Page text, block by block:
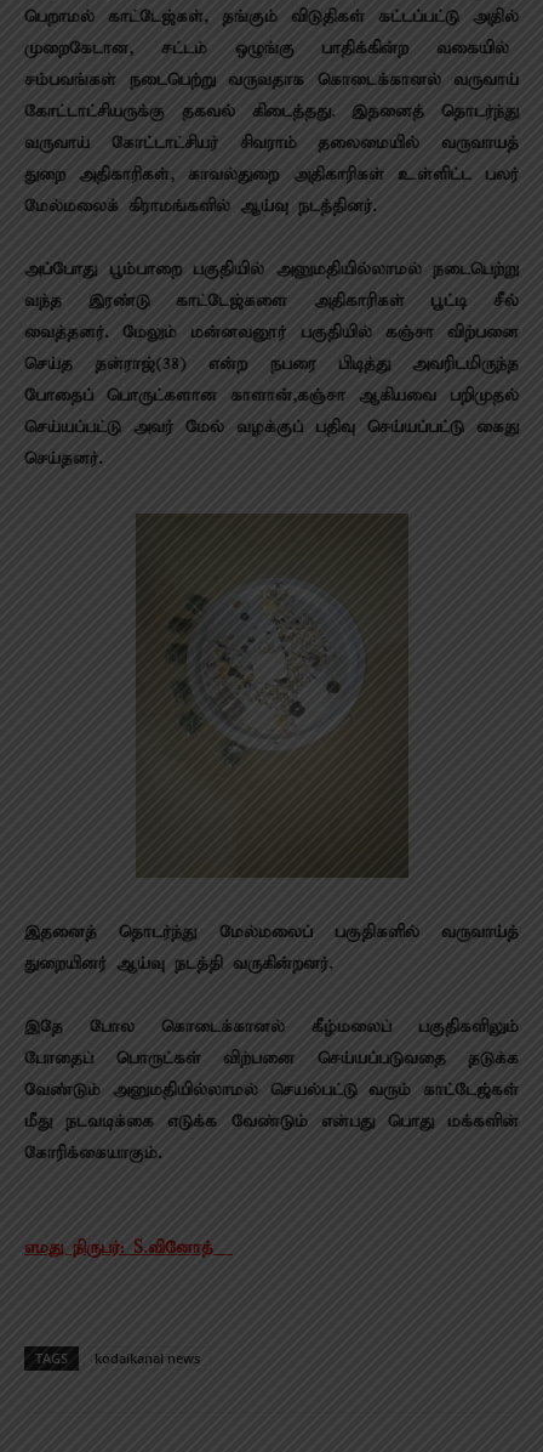
பெறாமல் காட்டேஜ்கள், தங்கும் விடுதிகள் கட்டப்பட்டு அதில்
முறைகேடான, சட்டம் ஒழுங்கு பாதிக்கின்ற வகையில்
சம்பவங்கள் நடைபெற்று வருவதாக கொடைக்கானல் வருவாய்
கோட்டாட்சியருக்கு தகவல் கிடைத்தது. இதனைத் தொடர்ந்து
வருவாய் கோட்டாட்சியர் சிவராம் தலைமையில் வருவாயத்
துறை அதிகாரிகள், காவல்துறை அதிகாரிகள் உள்ளிட்ட பலர்
மேல்மலைக் கிராமங்களில் ஆய்வு நடத்தினர்.
அப்போது பூம்பாறை பகுதியில் அனுமதியில்லாமல் நடைபெற்று
வந்த இரண்டு காட்டேஜ்களை அதிகாரிகள் பூட்டி சீல்
வைத்தனர். மேலும் மன்னவனூர் பகுதியில் கஞ்சா விற்பனை
செய்த தன்ராஜ்(38) என்ற நபரை பிடித்து அவரிடமிருந்த
போதைப் பொருட்களான காளான்,கஞ்சா ஆகியவை பறிமுதல்
செய்யப்பட்டு அவர் மேல் வழக்குப் பதிவு செய்யப்பட்டு கைது
செய்தனர்.
இதனைத் தொடர்ந்து மேல்மலைப் பகுதிகளில் வருவாய்த்
துறையினர் ஆய்வு நடத்தி வருகின்றனர்.
இதே போல கொடைக்கானல் கீழ்மலைப் பகுதிகளிலும்
போதைப் பொருட்கள் விற்பனை செய்யப்படுவதை தடுக்க
வேண்டும் அனுமதியில்லாமல் செயல்பட்டு வரும் காட்டேஜ்கள்
மீது நடவடிக்கை எடுக்க வேண்டும் என்பது பொது மக்களின்
கோரிக்கையாகும்.
எமது நிருபர்: S.வினோத்
TAGS kodaikanal news